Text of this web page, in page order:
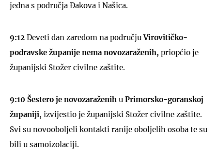
jedna s područja Đakova i Našica.
9:12 Deveti dan zaredom na područjuVirovitičko-
podravske županije nema novozaraženih, priopćio je
županijski Stožer civilne zaštite.
9:10 Šestero je novozaraženih u Primorsko-goranskoj
županiji, izvijestio je županijski Stožer civilne zaštite.
Svi su novooboljeli kontakti ranije oboljelih osoba te su
bili u samoizolaciji.